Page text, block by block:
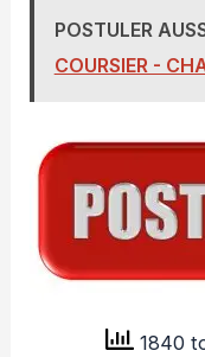
POSTULER
COURSIER -
1840